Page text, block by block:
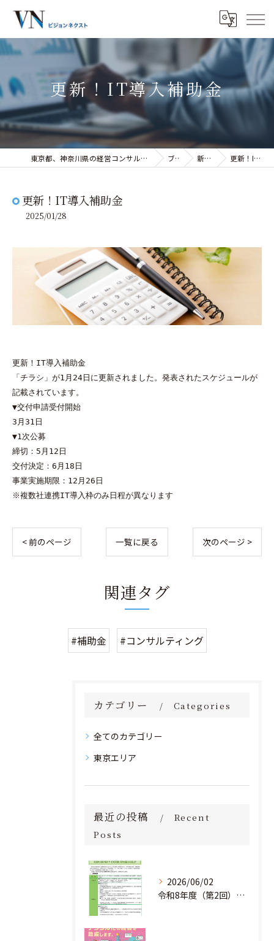
更新！IT導入補助金
東京都、神奈川県の経営コンサルティングなら株式会社ビジョンネクスト ブログ 新着情報 更新！IT導入補助金
更新！IT導入補助金
2025/01/28
更新！IT導入補助金
「チラシ」が1月24日に更新されました。発表されたスケジュールが
記載されています。
▼交付申請受付開始
3月31日
▼1次公募
締切：5月12日
交付決定：6月18日
事業実施期限：12月26日
※複数社連携IT導入枠のみ日程が異なります
< 前のページ 一覧に戻る 次のページ >
関連タグ
#補助金 #コンサルティング
カテゴリー Categories
全てのカテゴリー
東京エリア
最近の投稿
Recent
Posts
2026/06/02
令和8年度（第2回）明日にチャレンジ中小企業基盤強化事業助成金のお知らせ